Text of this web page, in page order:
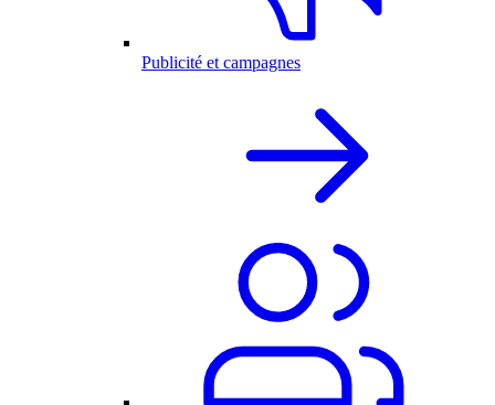
Publicité et campagnes